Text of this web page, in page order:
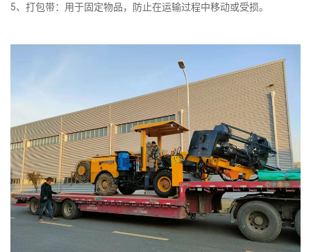
5、打包带：用于固定物品，防止在运输过程中移动或受损。